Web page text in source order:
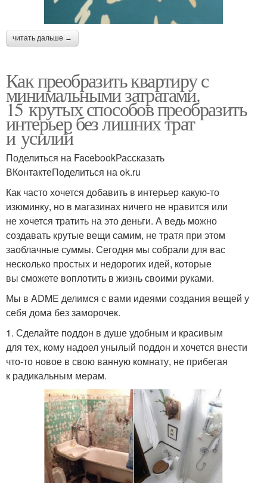
читать дальше →
Как преобразить квартиру с
минимальными затратами.
15 крутых способов преобразить
интерьер без лишних трат
и усилий
Поделиться на FacebookРассказать
ВКонтактеПоделиться на ok.ru
Как часто хочется добавить в интерьер какую-то
изюминку, но в магазинах ничего не нравится или
не хочется тратить на это деньги. А ведь можно
создавать крутые вещи самим, не тратя при этом
заоблачные суммы. Сегодня мы собрали для вас
несколько простых и недорогих идей, которые
вы сможете воплотить в жизнь своими руками.
Мы в ADME делимся с вами идеями создания вещей у
себя дома без заморочек.
1. Сделайте поддон в душе удобным и красивым
для тех, кому надоел унылый поддон и хочется внести
что-то новое в свою ванную комнату, не прибегая
к радикальным мерам.